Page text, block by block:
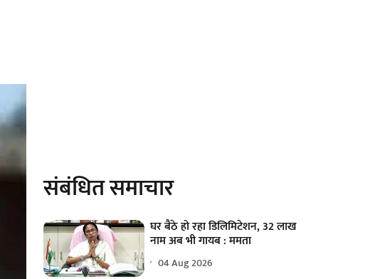
संबंधित समाचार
घर बैठे हो रहा डिलिमिटेशन, 32 लाख
नाम अब भी गायब : ममता
04 Aug 2026